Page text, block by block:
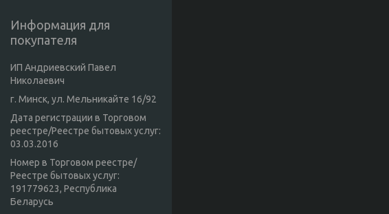
Информация для
покупателя
ИП Андриевский Павел
Николаевич
г. Минск, ул. Мельникайте 16/92
Дата регистрации в Торговом
реестре/Реестре бытовых услуг:
03.03.2016
Номер в Торговом реестре/
Реестре бытовых услуг:
191779623, Республика
Беларусь